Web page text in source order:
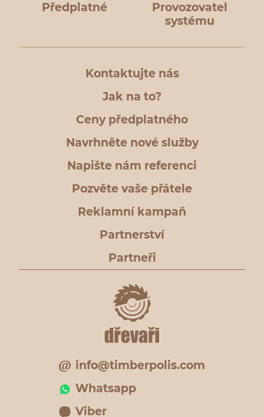
Předplatné
Provozovatel
systému
Kontaktujte nás
Jak na to?
Ceny předplatného
Navrhněte nové služby
Napište nám referenci
Pozvěte vaše přátele
Reklamní kampaň
Partnerství
Partneři
info@timberpolis.com
Whatsapp
Viber